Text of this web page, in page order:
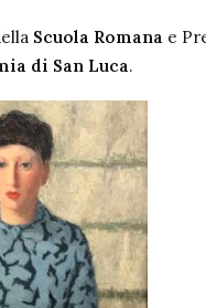
Scuola Romana e
di San Luca.